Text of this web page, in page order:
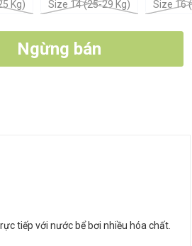
Kg) Size 14 (25-29 Kg) Size 16
Ngừng bán
tiếp với nước bể bơi nhiều hóa chất.